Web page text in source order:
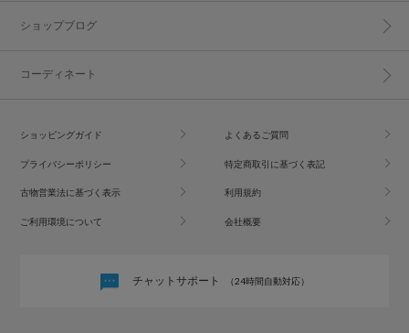
ショップブログ
コーディネート
ショッピングガイド よくあるご質問
プライバシーポリシー 特定商取引に基づく表記
古物営業法に基づく表示 利用規約
ご利用環境について 会社概要
チャットサポート （24時間自動対応）